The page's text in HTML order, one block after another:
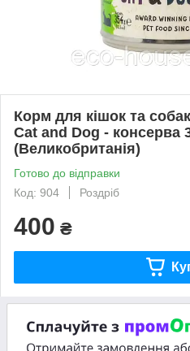
Корм для кішок та
Cat and Dog - консервa
(Великобританія)
Готово до відправки
Код: 904
Роздріб
400 ₴